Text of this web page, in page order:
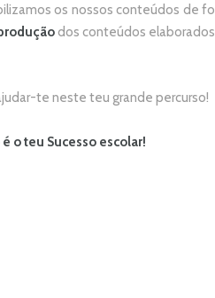
os nossos conteúdos de
dos conteúdos
te neste teu grande percurso!
o teu Sucesso escolar!